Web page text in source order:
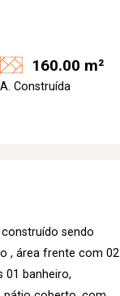
160.00 m²
A. Construída
sendo
, área frente com 02
banheiro,